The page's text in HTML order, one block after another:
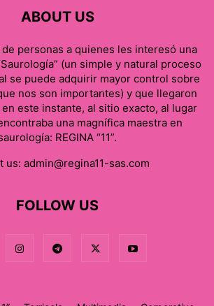
ABOUT US
personas a quienes les interesó una
(un simple y natural proceso
se puede adquirir mayor control sobre
nos son importantes) y que llegaron
este instante, al sitio exacto, al lugar
una magnífica maestra en
REGINA “11”.
us: admin@regina11-sas.com
FOLLOW US